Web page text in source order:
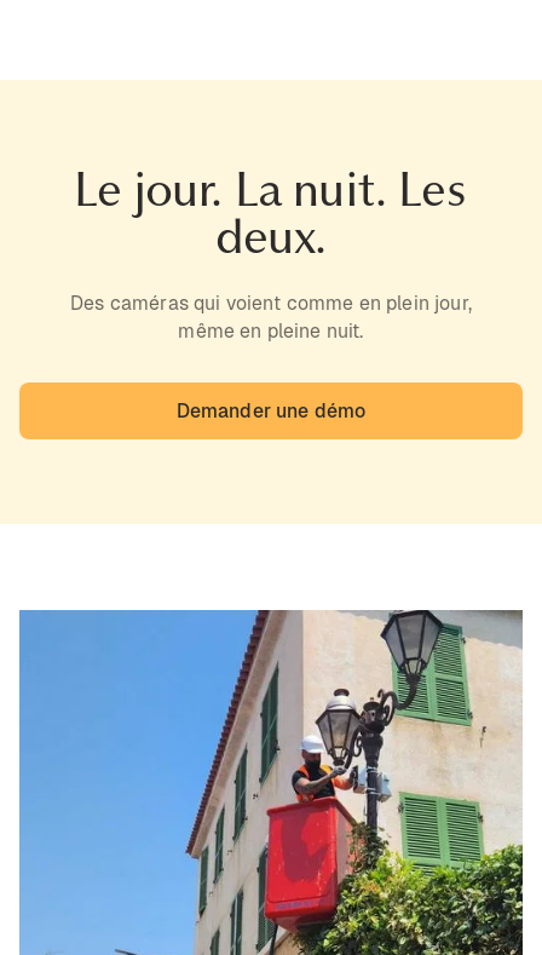
Le jour. La nuit. Les
deux.
Des caméras qui voient comme en plein jour,
même en pleine nuit.
Demander une démo